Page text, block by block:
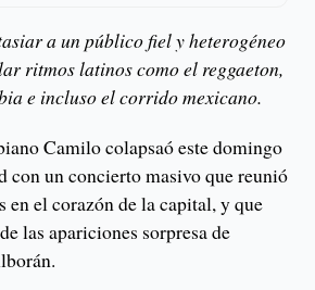
a un público fiel y heterogéneo
ritmos latinos como el reggaeton,
e incluso el corrido mexicano.
Camilo colapsaó este domingo
con un concierto masivo que reunió
en el corazón de la capital, y que
las apariciones sorpresa de